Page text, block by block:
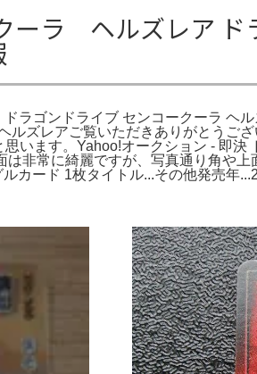
ラ ヘルズレア ド
ラゴンドライブ センコークーラ ヘ
ズレアご覧いただきありがとうご
います。Yahoo!オークション - 即
非常に綺麗ですが、写真通り角や
カード 1枚タイトル...その他発売年